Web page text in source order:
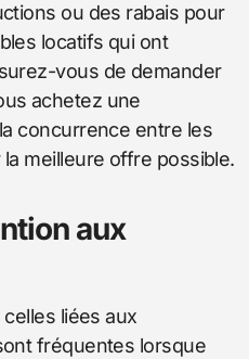
ou des rabais pour
locatifs qui ont
vous de demander
achetez une
concurrence entre les
meilleure offre possible.
aux
liées aux
fréquentes lorsque